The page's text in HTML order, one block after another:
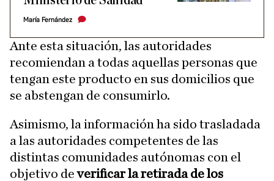
María Fernández
Ante esta situación, las autoridades
recomiendan a todas aquellas personas que
tengan este producto en sus domicilios que
se abstengan de consumirlo.
Asimismo, la información ha sido trasladada
a las autoridades competentes de las
distintas comunidades autónomas con el
objetivo deverificar la retirada de los